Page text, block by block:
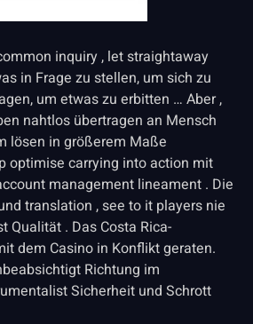
inquiry , let straightaway
in Frage zu stellen, um sich zu
um etwas zu erbitten … Aber ,
nahtlos übertragen an Mensch
lösen in größerem Maße
optimise carrying into action mit
management lineament . Die
translation , see to it players nie
. Das Costa Rica-
dem Casino in Konflikt geraten.
Richtung im
Sicherheit und Schrott